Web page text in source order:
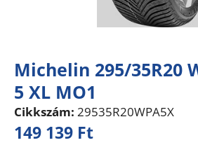
Michelin 295/35R20
5 XL MO1
Cikkszám: 29535R20WPA5X
149 139 Ft